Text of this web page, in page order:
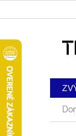
na